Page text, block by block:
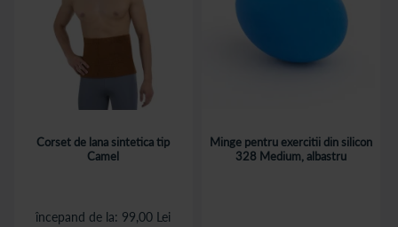
Corset de lana sintetica tip
Camel
începand de la 99,00 Lei
Minge pentru exercitii din silicon
328 Medium, albastru